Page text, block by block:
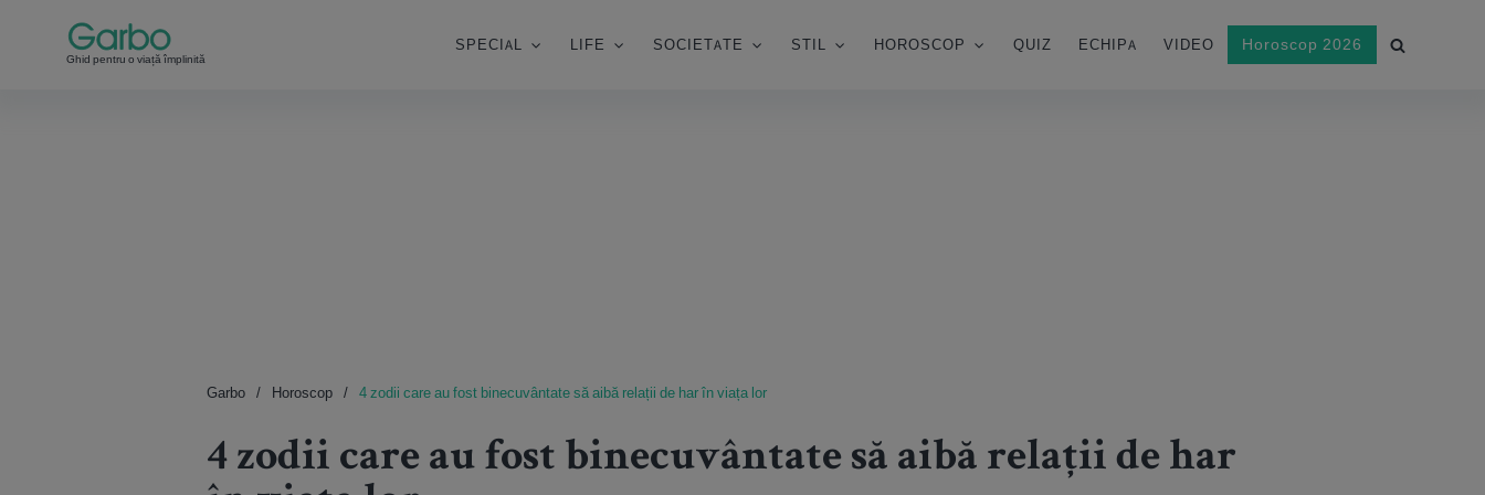
Ghid pentru o viață împlinită
SPECIAL LIFE SOCIETATE STIL HOROSCOP QUIZ ECHIPA VIDEO Horoscop 2026
Garbo Horoscop 4 zodii care au fost binecuvântate să aibă relații de har în viața lor
4 zodii care au fost binecuvântate să aibă relații de har